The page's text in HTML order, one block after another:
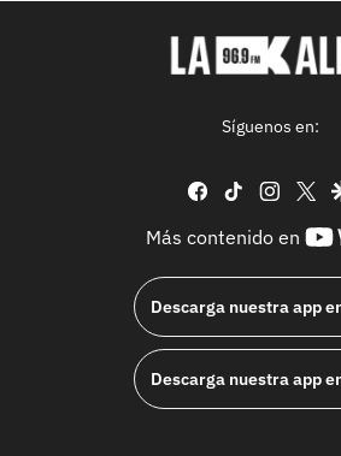
Síguenos en:
facebook
tiktok
Más contenido en
Descarga nuestra app
Descarga nuestra app